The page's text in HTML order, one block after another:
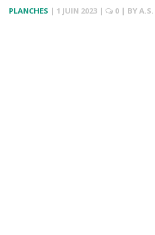
PLANCHES | 1 JUIN 2023 | 0 | BYA.S.